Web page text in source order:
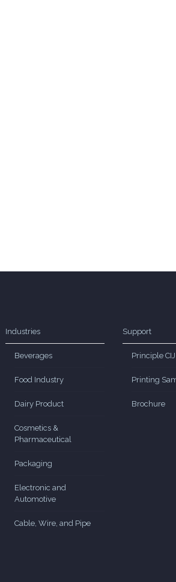
Industries
Beverages
Food Industry
Dairy Product
Cosmetics &
Pharmaceutical
Packaging
Electronic and
Automotive
Cable, Wire, and Pipe
Support
Principle
Printing
Brochure